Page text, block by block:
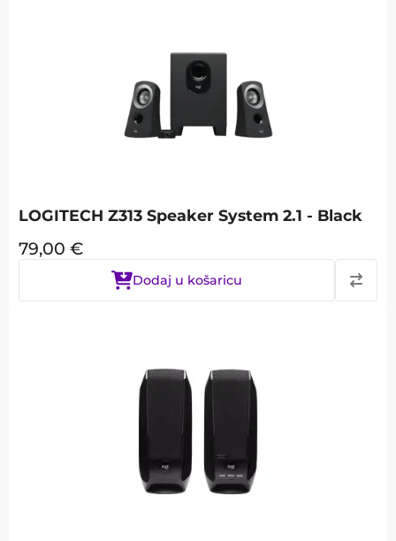
LOGITECH Z313 Speaker System 2.1 - Black
79,00 €
Dodaj u košaricu